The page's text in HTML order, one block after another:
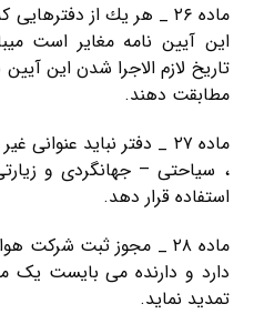
ماده ۲۶ _ هر یك از
این آیین نامه مغایر است
تاریخ لازم الاجرا شدن این
مطابقت دهند.
ماده ۲۷ _ دفتر نباید
، سیاحتی – جهانگردی و
استفاده قرار دهد.
ماده ۲۸ _ مجوز ثبت
دارد و دارنده می بایست یک
تمدید نماید.